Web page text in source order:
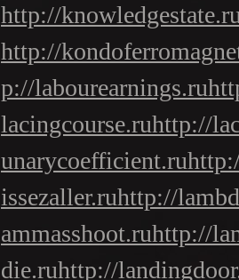
http://
http://
p://labourearnings.ru
lacingcourse.ruhttp://
unarycoefficient.ru
issezaller.ruhttp://
ammasshoot.ruhttp://
die.ruhttp://